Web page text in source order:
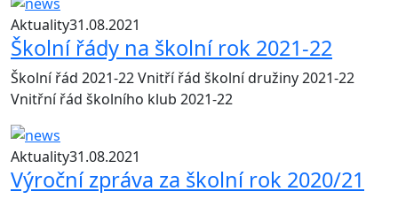
Aktuality31.08.2021
Školní řády na školní rok 2021-22
Školní řád 2021-22 Vnitří řád školní družiny 2021-22
Vnitřní řád školního klub 2021-22
Aktuality31.08.2021
Výroční zpráva za školní rok 2020/21